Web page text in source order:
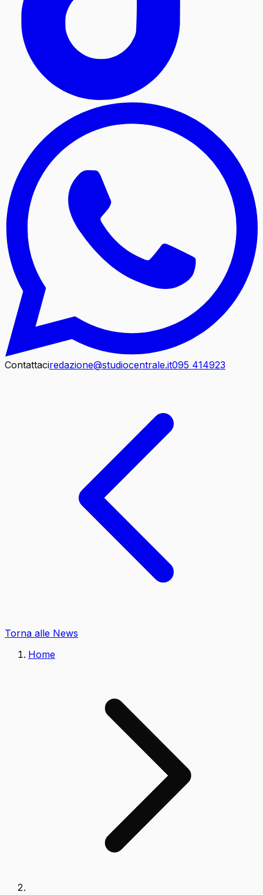
Contattaciredazione@studiocentrale.it095 414923
Torna alle News
Home